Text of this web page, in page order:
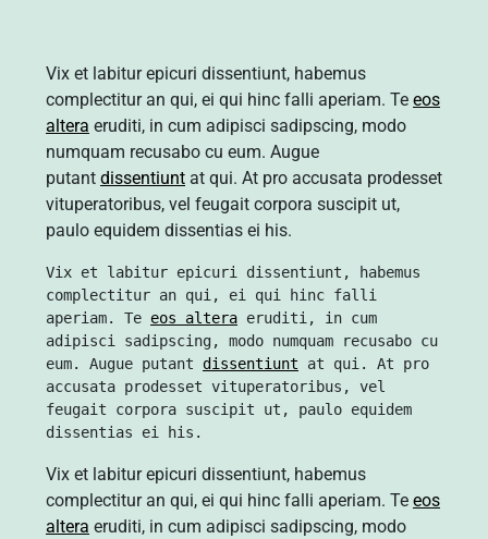
Vix et labitur epicuri dissentiunt, habemus
complectitur an qui, ei qui hinc falli aperiam. Te eos
altera eruditi, in cum adipisci sadipscing, modo
numquam recusabo cu eum. Augue
putant dissentiunt at qui. At pro accusata prodesset
vituperatoribus, vel feugait corpora suscipit ut,
paulo equidem dissentias ei his.
Vix et labitur epicuri dissentiunt, habemus
complectitur an qui, ei qui hinc falli
aperiam. Te eos altera eruditi, in cum
adipisci sadipscing, modo numquam recusabo cu
eum. Augue putant dissentiunt at qui. At pro
accusata prodesset vituperatoribus, vel
feugait corpora suscipit ut, paulo equidem
dissentias ei his.
Vix et labitur epicuri dissentiunt, habemus
complectitur an qui, ei qui hinc falli aperiam. Te eos
altera eruditi, in cum adipisci sadipscing, modo